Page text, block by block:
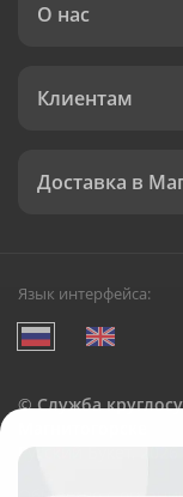
О нас
Клиентам
Доставка в
Язык интерфейса:
©Служба
Русский Букет, 2026